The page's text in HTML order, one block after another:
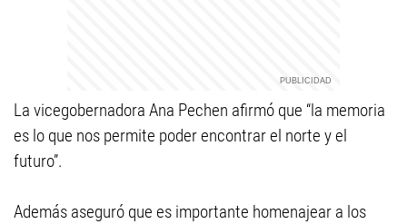
La vicegobernadora Ana Pechen afirmó que “la memoria
es lo que nos permite poder encontrar el norte y el
futuro”.
Además aseguró que es importante homenajear a los